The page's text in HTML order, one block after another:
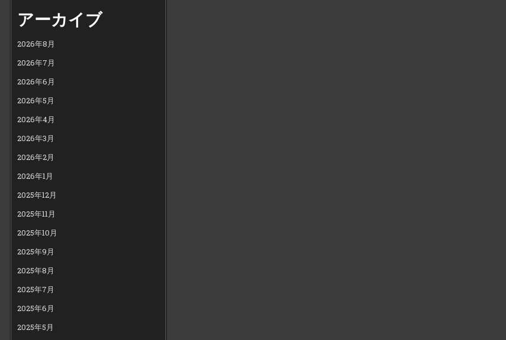
アーカイブ
2026年8月
2026年7月
2026年6月
2026年5月
2026年4月
2026年3月
2026年2月
2026年1月
2025年12月
2025年11月
2025年10月
2025年9月
2025年8月
2025年7月
2025年6月
2025年5月